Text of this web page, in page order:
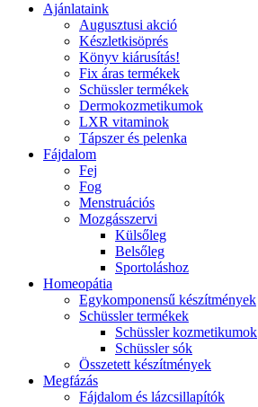
Ajánlataink
Augusztusi akció
Készletkisöprés
Könyv kiárusítás!
Fix áras termékek
Schüssler termékek
Dermokozmetikumok
LXR vitaminok
Tápszer és pelenka
Fájdalom
Fej
Fog
Menstruációs
Mozgásszervi
Külsőleg
Belsőleg
Sportoláshoz
Homeopátia
Egykomponensű készítmények
Schüssler termékek
Schüssler kozmetikumok
Schüssler sók
Összetett készítmények
Megfázás
Fájdalom és lázcsillapítók